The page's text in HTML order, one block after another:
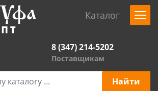
Каталог
8 (347) 214-5202
Поставщикам